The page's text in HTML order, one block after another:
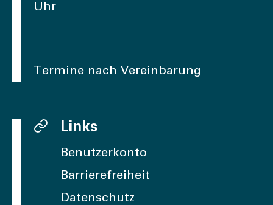
Uhr
Termine nach Vereinbarung
Links
Benutzerkonto
Barrierefreiheit
Datenschutz